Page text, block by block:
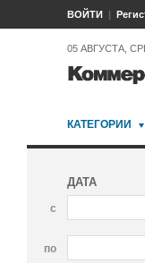
ВОЙТИ
05 АВГУСТА,
КАТЕГОРИИ
ДАТА
с
по